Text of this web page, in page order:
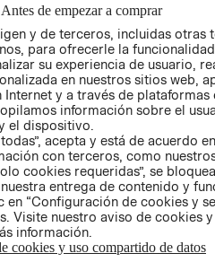
CONDICIONES
AVISO DE
PRIVACIDAD
GIFT CARD
AVISO DE
COOKIES
Antes de empezar a comprar
y de terceros, incluidas otras
para ofrecerle la
su experiencia de usuario,
en nuestros sitios web,
y a través de plataformas
información sobre el
el dispositivo.
acepta y está de acuerdo
con terceros, como
cookies requeridas”, se
entrega de contenido y
en “Configuración de cookies y
Visite nuestro aviso de cookies
información.
cookies y uso compartido de datos